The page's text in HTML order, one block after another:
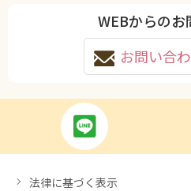
WEBからのお
お問い合
法律に基づく表示